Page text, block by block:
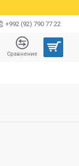
+992 (92) 790 77 22
Сравнение